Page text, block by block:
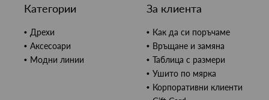
Категории
Дрехи
Аксесоари
Модни линии
За клиента
Как да си поръчаме
Връщане и замяна
Таблица с размери
Ушито по мярка
Корпоративни клиенти